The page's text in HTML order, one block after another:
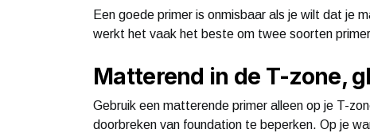
Een goede primer is onmisbaar als je wilt dat je
werkt het vaak het beste om twee soorten
Matterend in de T-zone,
Gebruik een matterende primer alleen op je T-
doorbreken van foundation te beperken. Op je